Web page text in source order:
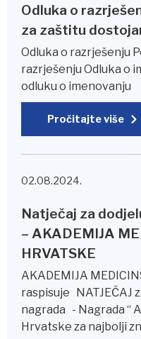
Odluka o
za zaštitu
Odluka o razrješenju
razrješenju Odluka o
odluku o imenovanju
Pročitajte više
02.08.2024.
Natječaj za
– AKADEMIJA
HRVATSKE
AKADEMIJA
raspisuje NATJEČAJ
nagrada - Nagrada “
Hrvatske za najbolji